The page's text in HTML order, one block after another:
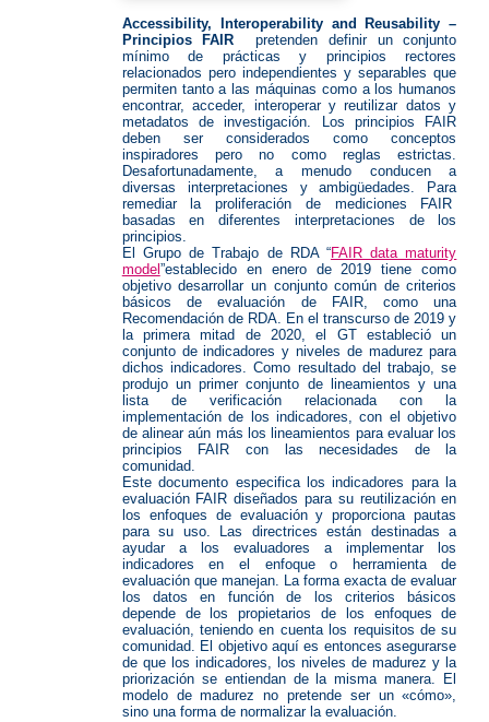
Accessibility, Interoperability and Reusability –
Principios FAIR
pretenden definir un conjunto
mínimo de prácticas y principios rectores
relacionados pero independientes y separables que
permiten tanto a las máquinas como a los humanos
encontrar, acceder, interoperar y reutilizar datos y
metadatos de investigación.
Los principios FAIR
deben ser considerados como conceptos
inspiradores pero no como reglas estrictas.
Desafortunadamente, a menudo conducen a
diversas interpretaciones y ambigüedades.
Para
remediar la proliferación de mediciones FAIR
basadas en diferentes interpretaciones de los
principios.
El Grupo de Trabajo de RDA “FAIR data maturity
model ”establecido en enero de 2019 tiene como
objetivo desarrollar un conjunto común de criterios
básicos de evaluación de FAIR, como una
Recomendación de RDA. En el transcurso de 2019 y
la primera mitad de 2020, el GT estableció un
conjunto de indicadores y niveles de madurez para
dichos indicadores. Como resultado del trabajo, se
produjo un primer conjunto de lineamientos y una
lista de verificación relacionada con la
implementación de los indicadores, con el objetivo
de alinear aún más los lineamientos para evaluar los
principios FAIR con las necesidades de la
comunidad.
Este documento especifica los indicadores para la
evaluación FAIR diseñados para su reutilización en
los enfoques de evaluación y proporciona pautas
para su uso.
Las directrices están destinadas a
ayudar a los evaluadores a implementar los
indicadores en el enfoque o herramienta de
evaluación que manejan. La forma exacta de evaluar
los datos en función de los criterios básicos
depende de los propietarios de los enfoques de
evaluación, teniendo en cuenta los requisitos de su
comunidad. El objetivo aquí es entonces asegurarse
de que los indicadores, los niveles de madurez y la
priorización se entiendan de la misma manera.
El
modelo de madurez no pretende ser un «cómo»,
sino una forma de normalizar la evaluación.